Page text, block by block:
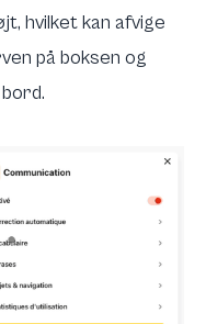
hvilket kan afvige
på boksen og